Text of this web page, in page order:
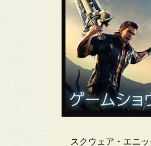
スクウェア・エニッ